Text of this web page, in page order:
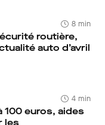
8 min
routière,
auto d’avril
4 min
100 euros, aides
les